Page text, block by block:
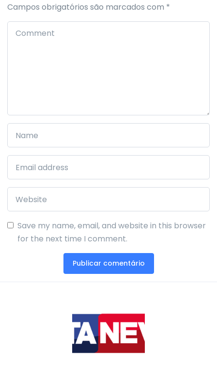
Campos obrigatórios são marcados com *
Save my name, email, and website in this browser
for the next time I comment.